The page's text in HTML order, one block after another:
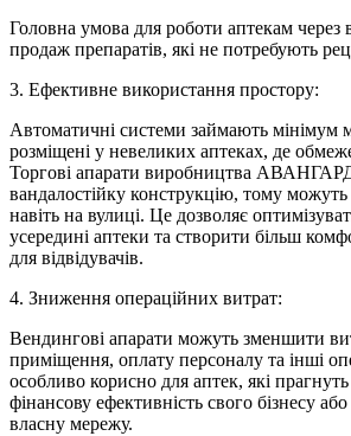
Головна умова для роботи аптекам через
продаж препаратів, які не потребують
3. Ефективне використання простору:
Автоматичні системи займають мінімум
розміщені у невеликих аптеках, де
Торгові апарати виробництва
вандалостійку конструкцію, тому можуть
навіть на вулиці. Це дозволяє
усередині аптеки та створити більш
для відвідувачів.
4. Зниження операційних витрат:
Вендингові апарати можуть зменшити
приміщення, оплату персоналу та інші
особливо корисно для аптек, які
фінансову ефективність свого бізнесу
власну мережу.